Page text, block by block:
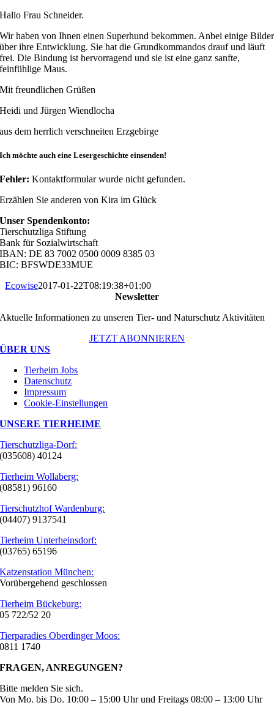
Hallo Frau Schneider.
Wir haben von Ihnen einen Superhund bekommen. Anbei einige Bilder
über ihre Entwicklung. Sie hat die Grundkommandos drauf und läuft
frei. Die Bindung ist hervorragend und sie ist eine ganz sanfte,
feinfühlige Maus.
Mit freundlichen Grüßen
Heidi und Jürgen Wiendlocha
aus dem herrlich verschneiten Erzgebirge
Ich möchte auch eine Lesergeschichte einsenden!
Fehler: Kontaktformular wurde nicht gefunden.
Erzählen Sie anderen von Kira im Glück
Unser Spendenkonto:
Tierschutzliga Stiftung
Bank für Sozialwirtschaft
IBAN: DE 83 7002 0500 0009 8385 03
BIC: BFSWDE33MUE
Ecowise2017-01-22T08:19:38+01:00
Newsletter
Aktuelle Informationen zu unseren Tier- und Naturschutz Aktivitäten
JETZT ABONNIEREN
ÜBER UNS
Tierheim Jobs
Datenschutz
Impressum
Cookie-Einstellungen
UNSERE TIERHEIME
Tierschutzliga-Dorf:
(035608) 40124
Tierheim Wollaberg:
(08581) 96160
Tierschutzhof Wardenburg:
(04407) 9137541
Tierheim Unterheinsdorf:
(03765) 65196
Katzenstation München:
Vorübergehend geschlossen
Tierheim Bückeburg:
05 722/52 20
Tierparadies Oberdinger Moos:
0811 1740
FRAGEN, ANREGUNGEN?
Bitte melden Sie sich.
Von Mo. bis Do. 10:00 – 15:00 Uhr und Freitags 08:00 – 13:00 Uhr